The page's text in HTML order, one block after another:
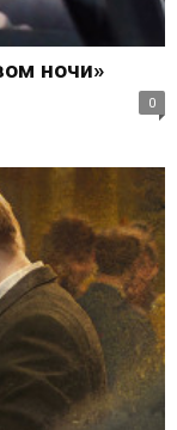
ночи»
0